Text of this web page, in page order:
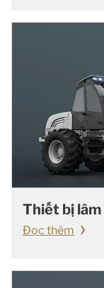
Thiết bị
Đọc thêm